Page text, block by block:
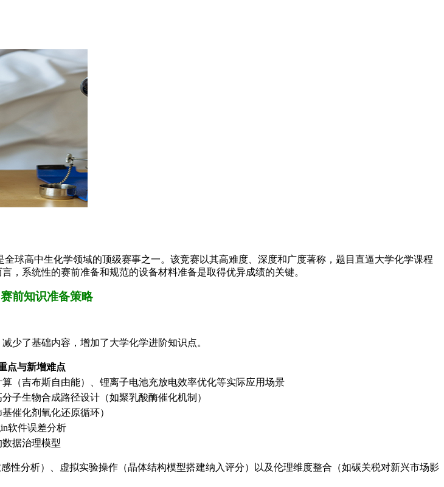
球高中生化学领域的顶级赛事之一。该竞赛以其高难度、深度和广度著称，题目直逼大学化学课程
，系统性的赛前准备和规范的设备材料准备是取得优异成绩的关键。
前知识准备策略
少了基础内容，增加了大学化学进阶知识点。
点与新增难点
（吉布斯自由能）、锂离子电池充放电效率优化等实际应用场景
子生物合成路径设计（如聚乳酸酶催化机制）
催化剂氧化还原循环）
软件误差分析
据治理模型
性分析）、虚拟实验操作（晶体结构模型搭建纳入评分）以及伦理维度整合（如碳关税对新兴市场影